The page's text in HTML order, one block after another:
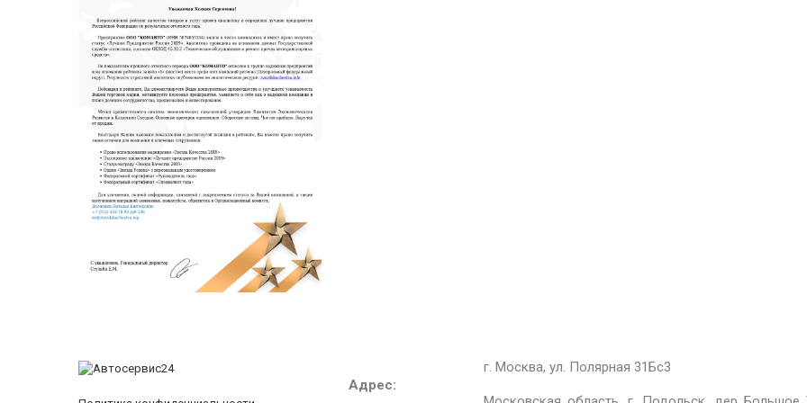
Адрес:
г. Москва, ул. Полярная 31Бс3